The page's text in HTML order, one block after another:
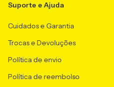
Suporte e Ajuda
Cuidados e Garantia
Trocas e Devoluções
Política de envio
Política de reembolso